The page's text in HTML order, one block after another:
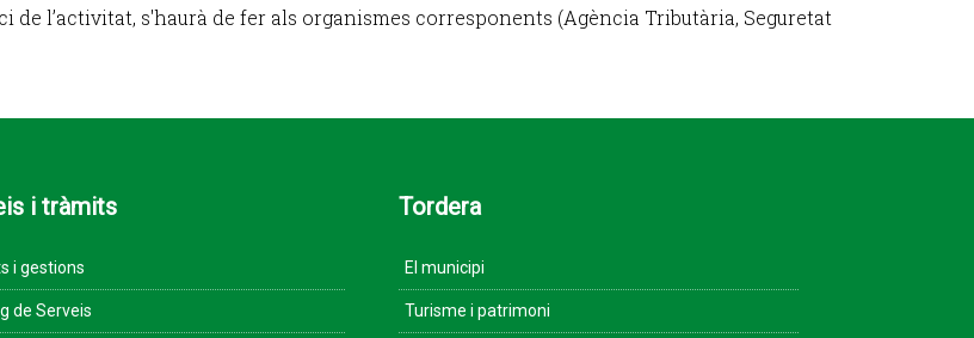
de l’activitat, s'haurà de fer als organismes corresponents (Agència Tributària, Seguretat
i tràmits
i gestions
de Serveis
Tordera
El municipi
Turisme i patrimoni